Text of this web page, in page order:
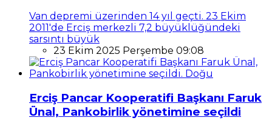
Van depremi üzerinden 14 yıl geçti. 23 Ekim
2011'de Erciş merkezli 7,2 büyüklüğündeki
sarsıntı büyük
23 Ekim 2025 Perşembe 09:08
Erciş Pancar Kooperatifi Başkanı Faruk
Ünal, Pankobirlik yönetimine seçildi